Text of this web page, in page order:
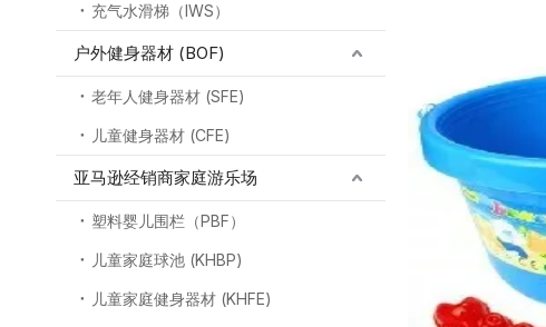
充气水滑梯（IWS）
户外健身器材 (BOF)
老年人健身器材 (SFE)
儿童健身器材 (CFE)
亚马逊经销商家庭游乐场
塑料婴儿围栏（PBF）
儿童家庭球池 (KHBP)
儿童家庭健身器材 (KHFE)